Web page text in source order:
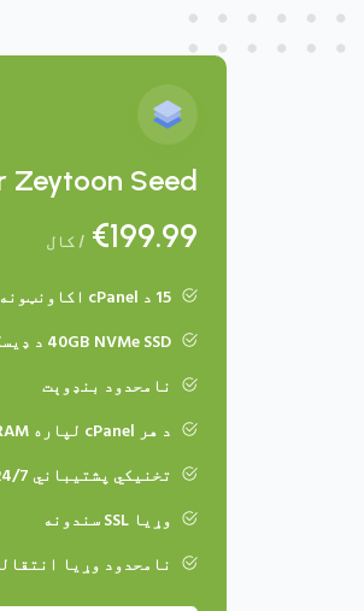
Zeytoon Seed
€199.99 / کال
15 د cPanel اکاونټونه
40GB NVMe SSD د ډیسک ځای
نامحدود بنډوېت
د هر cPanel لپاره 2GB LVE RAM
تخنیکي پشتیباني 24/7
وړیا SSL سندونه
نامحدود وړیا